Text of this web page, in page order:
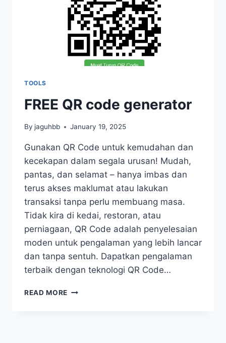
TOOLS
FREE QR code generator
By jaguhbb January 19, 2025
Gunakan QR Code untuk kemudahan dan
kecekapan dalam segala urusan! Mudah,
pantas, dan selamat – hanya imbas dan
terus akses maklumat atau lakukan
transaksi tanpa perlu membuang masa.
Tidak kira di kedai, restoran, atau
perniagaan, QR Code adalah penyelesaian
moden untuk pengalaman yang lebih lancar
dan tanpa sentuh. Dapatkan pengalaman
terbaik dengan teknologi QR Code…
READ MORE FREE